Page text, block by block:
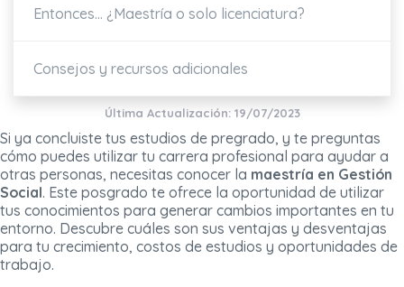
Entonces... ¿Maestría o solo licenciatura?
Consejos y recursos adicionales
Última Actualización: 19/07/2023
Si ya concluiste tus estudios de pregrado, y te preguntas
cómo puedes utilizar tu carrera profesional para ayudar a
otras personas, necesitas conocer la maestría en Gestión
Social. Este posgrado te ofrece la oportunidad de utilizar
tus conocimientos para generar cambios importantes en tu
entorno. Descubre cuáles son sus ventajas y desventajas
para tu crecimiento, costos de estudios y oportunidades de
trabajo.